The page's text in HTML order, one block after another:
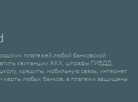
платежей любой банковской
квитанции ЖКХ, штрафы ГИБДД,
кредиты, мобильную связь, интернет
карты любых банков, а платежи защищены